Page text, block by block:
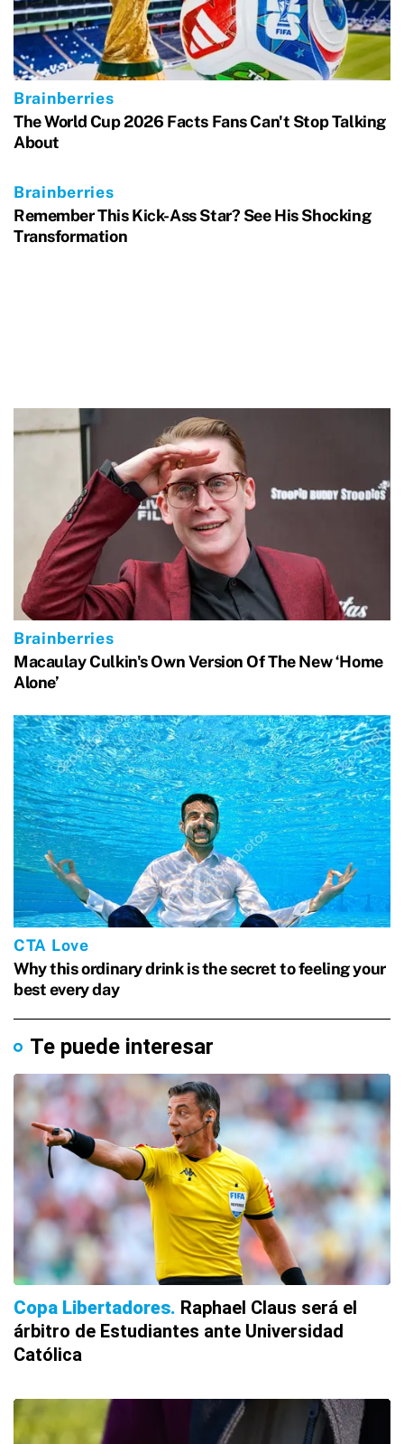
Te puede interesar
Copa Libertadores Raphael Claus será el
árbitro de Estudiantes ante Universidad
Católica